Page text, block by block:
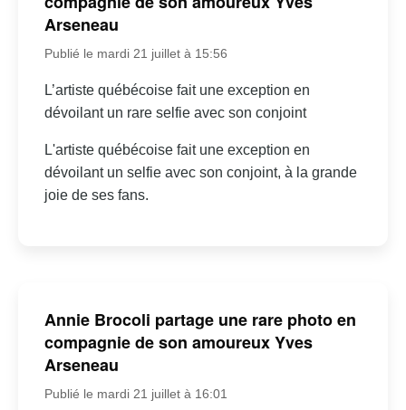
Arseneau
Publié le mardi 21 juillet à 15:56
L’artiste québécoise fait une exception en
dévoilant un rare selfie avec son conjoint
L'artiste québécoise fait une exception en
dévoilant un selfie avec son conjoint, à la grande
joie de ses fans.
Annie Brocoli partage une rare photo en
compagnie de son amoureux Yves
Arseneau
Publié le mardi 21 juillet à 16:01